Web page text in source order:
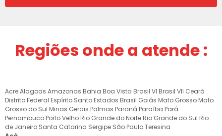
Regiões onde a atende :
AcreAlagoas Amazonas Bahia Boa Vista Brasil VI Brasil VII Ceará
Distrito Federal Espírito Santo Estados Brasil Goiás Mato Grosso Mato
Grosso do Sul Minas Gerais Palmas Paraná Paraíba Pará
Pernambuco Porto Velho Rio Grande do Norte Rio Grande do Sul Rio
de Janeiro Santa Catarina Sergipe São PauloTeresina